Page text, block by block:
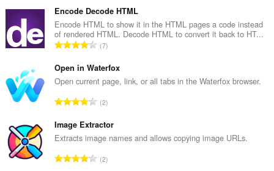
t
a
l
c
z
a
c
e
:
ł
k
o
w
t
a
l
c
z
b
a
Encode Decode HTML
Encode HTML to show it in the HTML pages a code instead
of rendered HTML. Decode HTML to convert it back to HT...
C
ł
k
w
t
a
l
7
Open in Waterfox
Open current page, link, or all tabs in the Waterfox browser.
C
ł
k
w
2
Image Extractor
Extracts image names and allows copying image URLs.
C2